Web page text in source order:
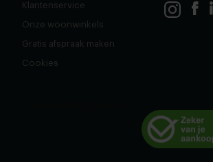
Klantenservice
Onze woonwinkels
Gratis afspraak maken
Cookies